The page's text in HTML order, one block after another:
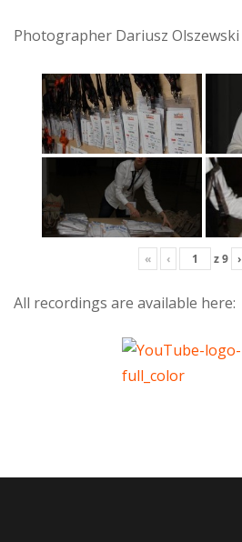
Photographer Dariusz Olszewski
« ‹ z9 ›
All recordings are available here: